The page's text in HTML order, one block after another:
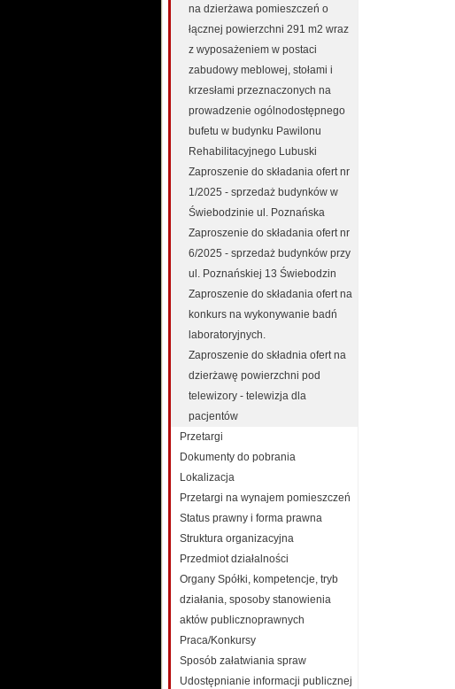
na dzierżawa pomieszczeń o
łącznej powierzchni 291 m2 wraz
z wyposażeniem w postaci
zabudowy meblowej, stołami i
krzesłami przeznaczonych na
prowadzenie ogólnodostępnego
bufetu w budynku Pawilonu
Rehabilitacyjnego Lubuski
Zaproszenie do składania ofert nr
1/2025 - sprzedaż budynków w
Świebodzinie ul. Poznańska
Zaproszenie do składania ofert nr
6/2025 - sprzedaż budynków przy
ul. Poznańskiej 13 Świebodzin
Zaproszenie do składania ofert na
konkurs na wykonywanie badń
laboratoryjnych.
Zaproszenie do składnia ofert na
dzierżawę powierzchni pod
telewizory - telewizja dla
pacjentów
Przetargi
Dokumenty do pobrania
Lokalizacja
Przetargi na wynajem pomieszczeń
Status prawny i forma prawna
Struktura organizacyjna
Przedmiot działalności
Organy Spółki, kompetencje, tryb
działania, sposoby stanowienia
aktów publicznoprawnych
Praca/Konkursy
Sposób załatwiania spraw
Udostępnianie informacji publicznej